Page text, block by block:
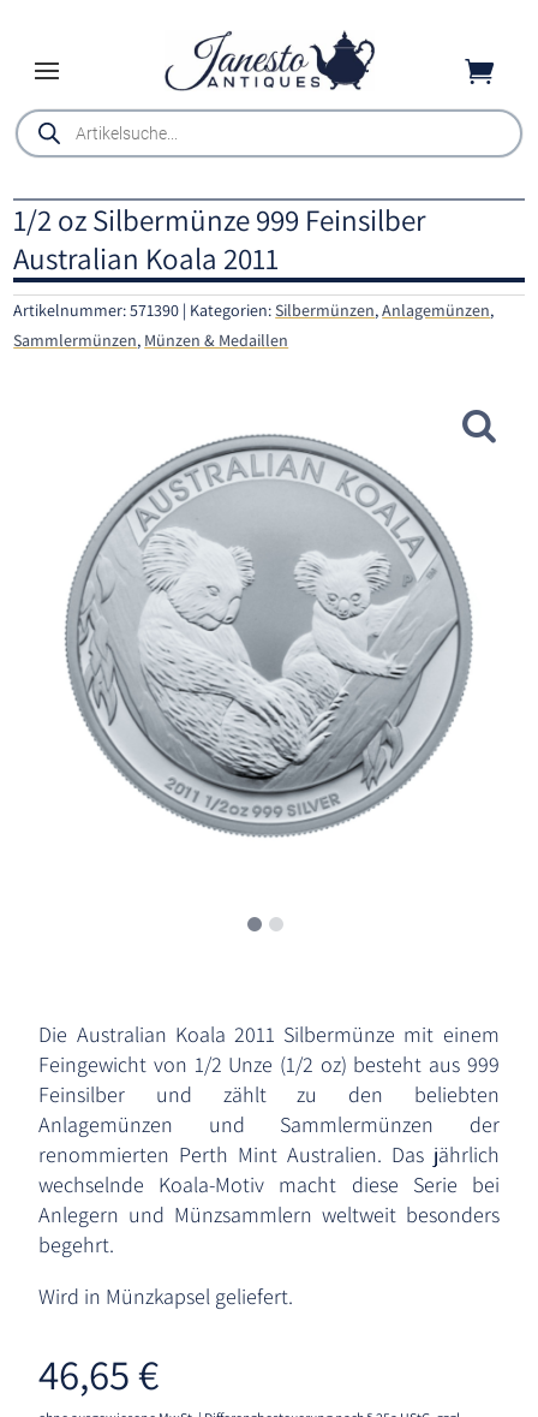

Products
search
1/2 oz Silbermünze 999 Feinsilber
Australian Koala 2011
Artikelnummer:571390 Kategorien:Silbermünzen,Anlagemünzen,
Sammlermünzen, Münzen & Medaillen
Die Australian Koala 2011 Silbermünze mit einem
Feingewicht von 1/2 Unze (1/2 oz) besteht aus 999
Feinsilber und zählt zu den beliebten
Anlagemünzen und Sammlermünzen der
renommierten Perth Mint Australien. Das jährlich
wechselnde Koala-Motiv macht diese Serie bei
Anlegern und Münzsammlern weltweit besonders
begehrt.
Wird in Münzkapsel geliefert.
46,65€